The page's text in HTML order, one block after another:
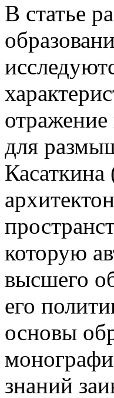
В статье
для
которую
высшего
его
основы
знаний